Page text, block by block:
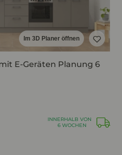
Im 3D Planer öffnen
E-Geräten Planung 6
INNERHALB VON
6 WOCHEN